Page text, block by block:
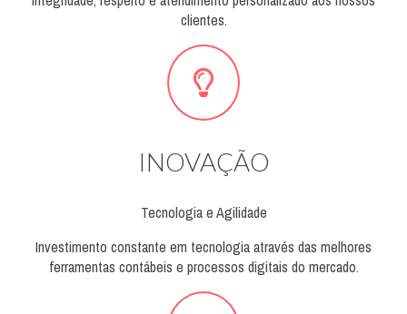
clientes.
INOVAÇÃO
Tecnologia e Agilidade
Investimento constante em tecnologia através das melhores
ferramentas contábeis e processos digitais do mercado.